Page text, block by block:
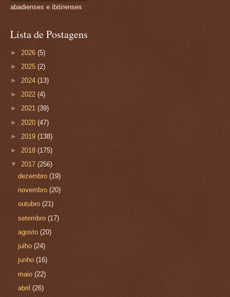
abadienses e ibitirenses
Lista de Postagens
► 2026 (5)
► 2025 (2)
► 2024 (13)
► 2022 (4)
► 2021 (39)
► 2020 (47)
► 2019 (138)
► 2018 (175)
▼ 2017 (256)
dezembro(19)
novembro(20)
outubro(21)
setembro(17)
agosto(20)
julho(24)
junho(16)
maio(22)
abril(26)